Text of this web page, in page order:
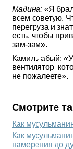
Мадина: «Я
всем советую.
перегруза и
есть, чтобы
зам-зам».
Камиль абый:
вентилятор,
не пожалеете».
Смотрите
Как
Как
намерения до